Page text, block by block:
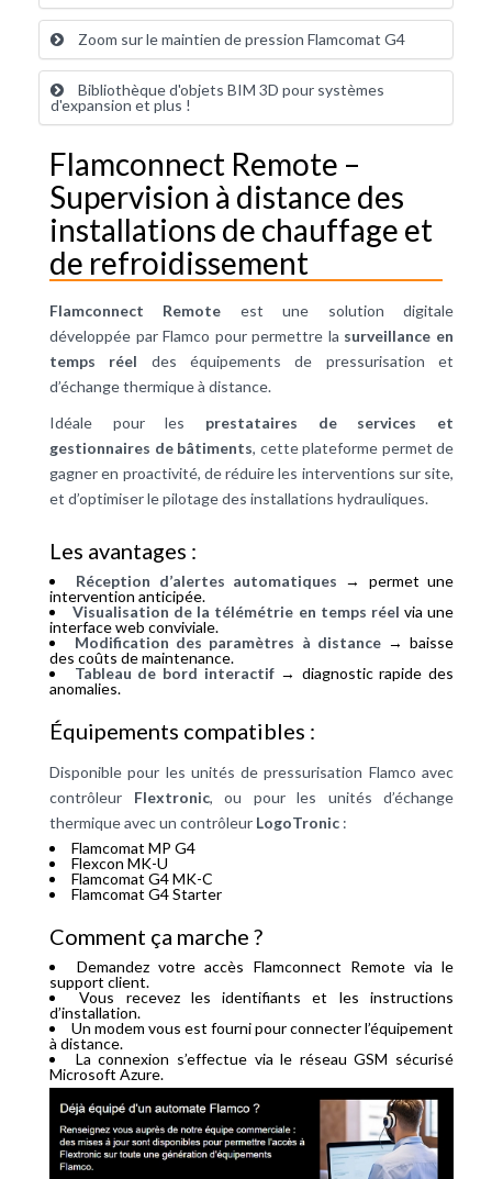
Zoom sur le maintien de pression Flamcomat G4
Bibliothèque d'objets BIM 3D pour systèmes
d'expansion et plus !
Flamconnect Remote –
Supervision à distance des
installations de chauffage et
de refroidissement
Flamconnect Remote est une solution digitale
développée par Flamco pour permettre la surveillance en
temps réel des équipements de pressurisation et
d’échange thermique à distance.
Idéale pour les prestataires de services et
gestionnaires de bâtiments, cette plateforme permet de
gagner en proactivité, de réduire les interventions sur site,
et d’optimiser le pilotage des installations hydrauliques.
Les avantages :
Réception d’alertes automatiques → permet une
intervention anticipée.
Visualisation de la télémétrie en temps réel via une
interface web conviviale.
Modification des paramètres à distance → baisse
des coûts de maintenance.
Tableau de bord interactif → diagnostic rapide des
anomalies.
Équipements compatibles :
Disponible pour les unités de pressurisation Flamco avec
contrôleur Flextronic, ou pour les unités d’échange
thermique avec un contrôleur LogoTronic :
Flamcomat MP G4
Flexcon MK-U
Flamcomat G4 MK-C
Flamcomat G4 Starter
Comment ça marche ?
Demandez votre accès Flamconnect Remote via le
support client.
Vous recevez les identifiants et les instructions
d’installation.
Un modem vous est fourni pour connecter l’équipement
à distance.
La connexion s’effectue via le réseau GSM sécurisé
Microsoft Azure.